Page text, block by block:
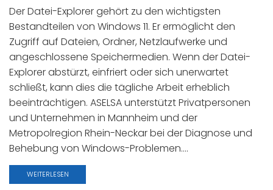
Der Datei-Explorer gehört zu den wichtigsten
Bestandteilen von Windows 11. Er ermöglicht den
Zugriff auf Dateien, Ordner, Netzlaufwerke und
angeschlossene Speichermedien. Wenn der Datei-
Explorer abstürzt, einfriert oder sich unerwartet
schließt, kann dies die tägliche Arbeit erheblich
beeinträchtigen. ASELSA unterstützt Privatpersonen
und Unternehmen in Mannheim und der
Metropolregion Rhein-Neckar bei der Diagnose und
Behebung von Windows-Problemen....
WEITERLESEN